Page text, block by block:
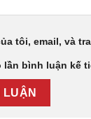
tôi, email, và
lần bình luận kế